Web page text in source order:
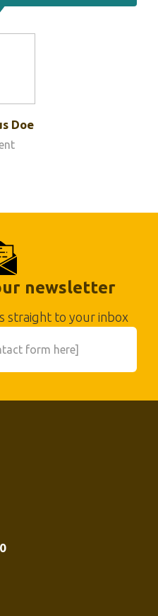
Doe
newsletter
straight to your inbox
form here]